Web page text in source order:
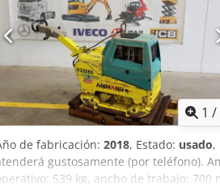
1 /
de fabricación: 2018, Estado: usado,
gustosamente (por teléfono).
539 kg, ancho de trabajo: